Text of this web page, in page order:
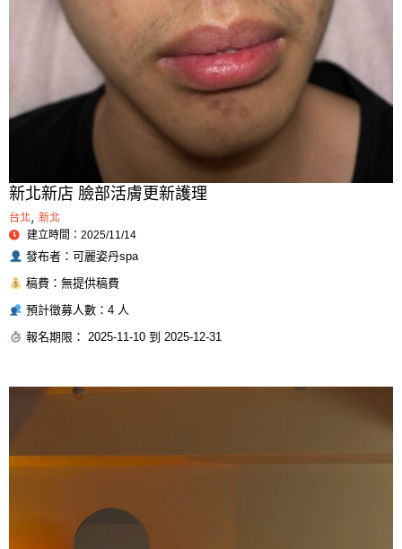
新北新店 臉部活膚更新護理
台北, 新北
建立時間：2025/11/14
發布者：可麗姿丹spa
稿費：無提供稿費
預計徵募人數：4 人
報名期限： 2025-11-10 到 2025-12-31